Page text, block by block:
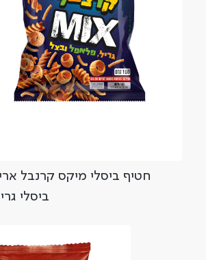
חטיף ביסלי מיקס קרנבל
ביסלי